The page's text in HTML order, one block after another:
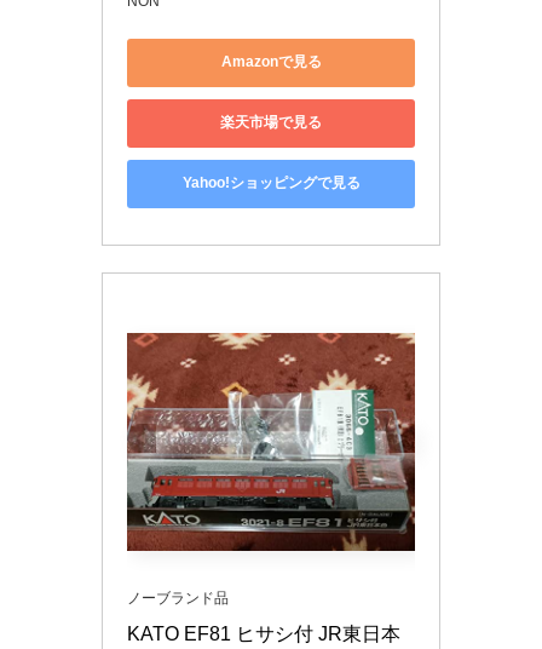
Amazonで見る
楽天市場で見る
Yahoo!ショッピングで見る
ノーブランド品
KATO EF81 ヒサシ付 JR東日本